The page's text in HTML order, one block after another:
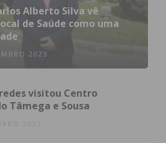
Alberto Silva vê
de Saúde como uma
2023
visitou Centro
Tâmega e Sousa
2023